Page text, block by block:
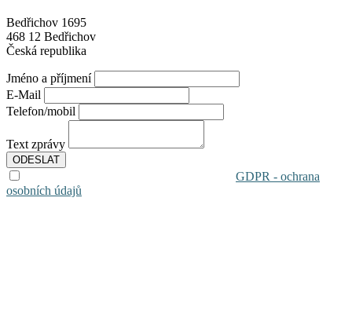
Bedřichov 1695
468 12 Bedřichov
Česká republika
Jméno a příjmení
E-Mail
Telefon/mobil
Text zprávy
ODESLAT
GDPR - ochrana
osobních údajů